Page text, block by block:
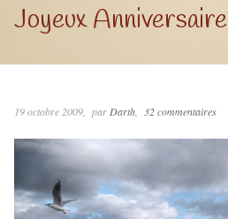
Joyeux Anniversaire
19 octobre 2009 parDarth 32 commentaires